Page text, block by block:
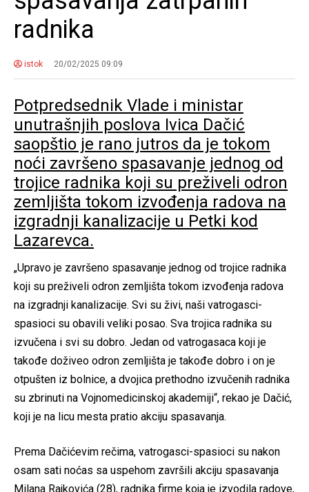
radnika
istok 20/02/2025 09:09
Potpredsednik Vlade i ministar
unutrašnjih poslova Ivica Dačić
saopštio je rano jutros da je tokom
noći završeno spasavanje jednog od
trojice radnika koji su preživeli odron
zemljišta tokom izvođenja radova na
izgradnji kanalizacije u Petki kod
Lazarevca.
„Upravo je završeno spasavanje jednog od trojice radnika
koji su preživeli odron zemljišta tokom izvođenja radova
na izgradnji kanalizacije. Svi su živi, naši vatrogasci-
spasioci su obavili veliki posao. Sva trojica radnika su
izvučena i svi su dobro. Jedan od vatrogasaca koji je
takođe doživeo odron zemljišta je takođe dobro i on je
otpušten iz bolnice, a dvojica prethodno izvučenih radnika
su zbrinuti na Vojnomedicinskoj akademiji“, rekao je Dačić,
koji je na licu mesta pratio akciju spasavanja.
Prema Dačićevim rečima, vatrogasci-spasioci su nakon
osam sati noćas sa uspehom završili akciju spasavanja
Milana Rajkovića (28), radnika firme koja je izvodila radove,